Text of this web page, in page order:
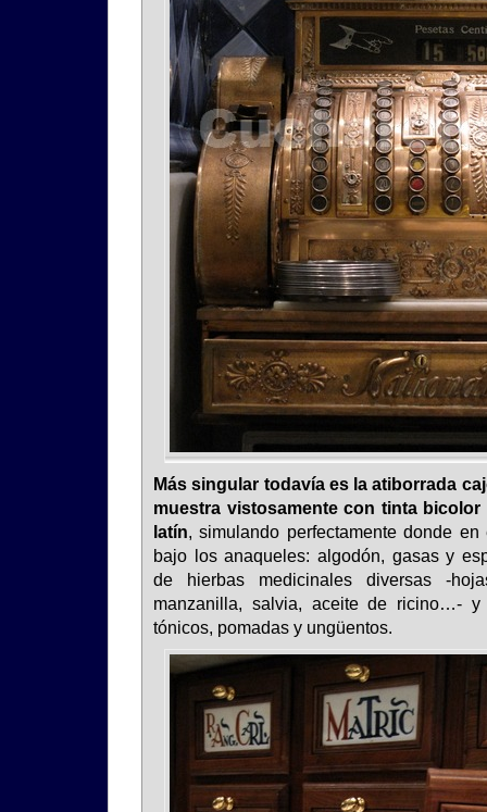
Más singular todavía es la atiborrada
muestra vistosamente con tinta
latín, simulando perfectamente donde
bajo los anaqueles: algodón, gasas y
de hierbas medicinales diversas -
manzanilla, salvia, aceite de ricino…-
tónicos, pomadas y ungüentos.